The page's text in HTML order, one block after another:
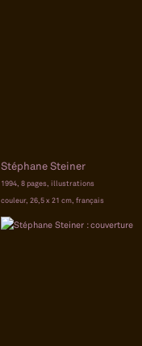
Stéphane Steiner
1994, 8 pages, illustrations
couleur, 26,5 x 21 cm, français